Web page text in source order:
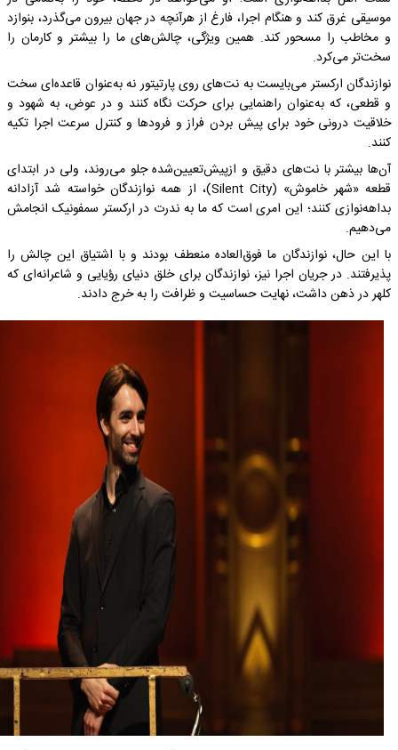
موسیقی غرق کند و هنگام اجرا، فارغ از هرآنچه در جهان بیرون می‌گذرد، بنوازد
و مخاطب را مسحور کند. همین ویژگی، چالش‌های ما را بیشتر و کارمان را
سخت‌تر می‌کرد.
نوازندگان ارکستر می‌بایست به نت‌های روی پارتیتور نه به‌عنوان قاعده‌ای سخت
و قطعی، که به‌عنوان راهنمایی برای حرکت نگاه کنند و در عوض، به شهود و
خلاقیت درونی خود برای پیش بردن فراز و فرودها و کنترل سرعت اجرا تکیه
کنند.
آن‌ها بیشتر با نت‌های دقیق و ازپیش‌تعیین‌شده جلو می‌روند، ولی در ابتدای
قطعه «شهر خاموش» (Silent City)، از همه نوازندگان خواسته شد آزادانه
بداهه‌نوازی کنند؛ این امری است که ما به ندرت در ارکستر سمفونیک انجامش
می‌دهیم.
با این حال، نوازندگان ما فوق‌العاده منعطف بودند و با اشتیاق این چالش را
پذیرفتند. در جریان اجرا نیز، نوازندگان برای خلق دنیای رؤیایی و شاعرانه‌ای که
کلهر در ذهن داشت، نهایت حساسیت و ظرافت را به خرج دادند.